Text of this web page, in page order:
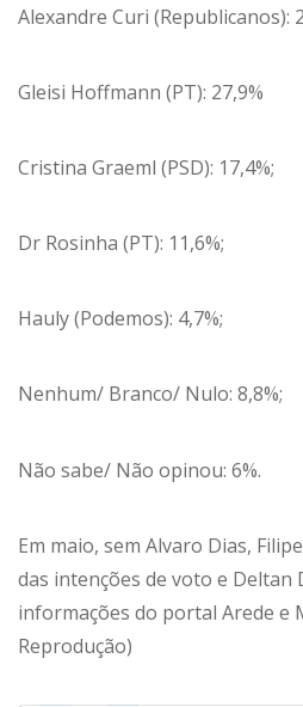
Alexandre Curi (Republicanos):
Gleisi Hoffmann (PT): 27,9%
Cristina Graeml (PSD): 17,4%;
Dr Rosinha (PT): 11,6%;
Hauly (Podemos): 4,7%;
Nenhum/ Branco/ Nulo: 8,8%;
Não sabe/ Não opinou: 6%.
Em maio, sem Alvaro Dias,
das intenções de voto e Deltan
informações do portal Arede e
Reprodução)